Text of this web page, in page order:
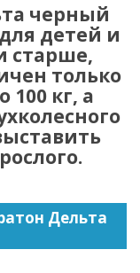
черный
детей и
старше,
только
100 кг, а
Дельта